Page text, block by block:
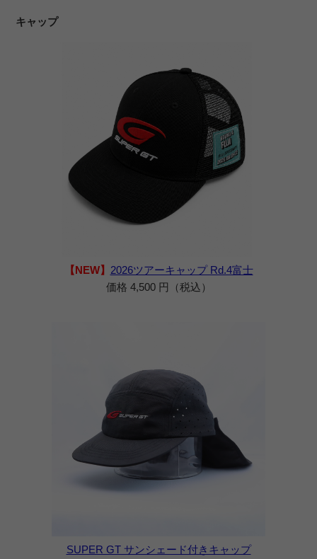
キャップ
【NEW】 2026ツアーキャップ Rd.4富士
価格 4,500 円（税込）
SUPER GT サンシェード付きキャップ